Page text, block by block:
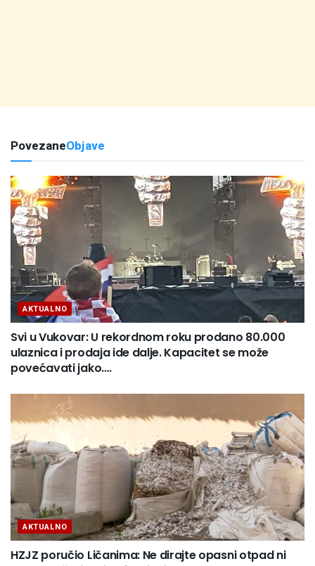
PovezaneObjave
AKTUALNO
Svi u Vukovar: U rekordnom roku prodano 80.000
ulaznica i prodaja ide dalje. Kapacitet se može
povećavati jako….
AKTUALNO
HZJZ poručio Ličanima: Ne dirajte opasni otpad ni